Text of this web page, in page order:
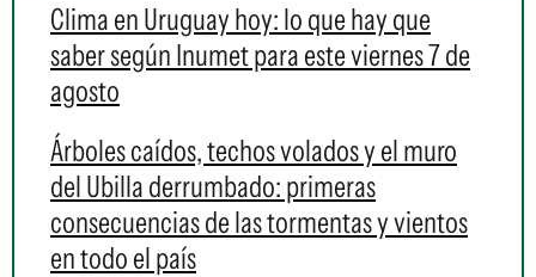
Clima en Uruguay hoy: lo que hay que
saber según Inumet para este viernes 7 de
agosto
Árboles caídos, techos volados y el muro
del Ubilla derrumbado: primeras
consecuencias de las tormentas y vientos
en todo el país